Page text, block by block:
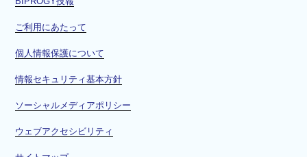
ド
で
く
ご利用にあたって
個人情報保護について
情報セキュリティ基本方針
ソーシャルメディアポリシー
ウェブアクセシビリティ